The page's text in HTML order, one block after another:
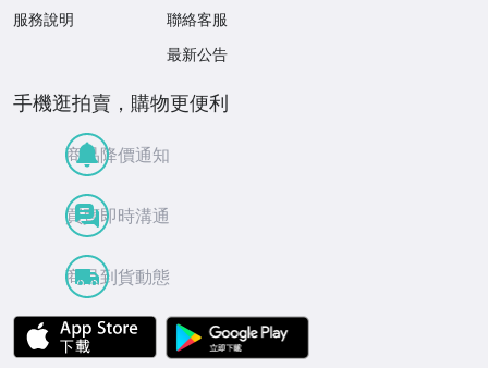
服務說明
聯絡客服
最新公告
手機逛拍賣，購物更便利
商品降價通知
買賣即時溝通
商品到貨動態
APP Store